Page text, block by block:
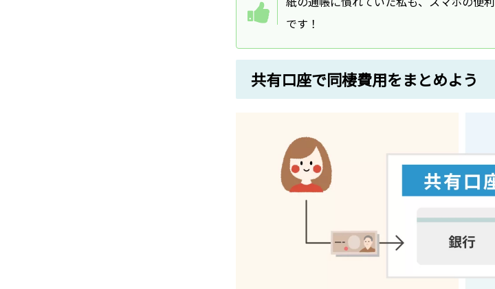
です！
共有口座で同棲費用をまとめよう